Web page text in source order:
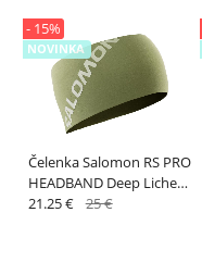
Čelenka Salomon RS PRO
HEADBAND Deep Lichen
Green
NOVINKA
- 15%
21.25 € 25 €